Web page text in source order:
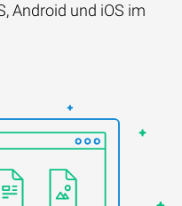
Android und iOS im